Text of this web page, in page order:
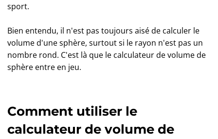
sport.
Bien entendu, il n'est pas toujours aisé de calculer le
volume d'une sphère, surtout si le rayon n'est pas un
nombre rond. C'est là que le calculateur de volume de
sphère entre en jeu.
Comment utiliser le
calculateur de volume de